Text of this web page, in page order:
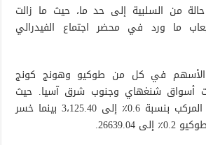
من السلبية إلى حد ما، حيث ما زالت
ما ورد في محضر اجتماع الفيدرالي
الأسهم في كل من طوكيو وهونج كونج
أسواق شنغهاي وجنوب شرق آسيا. حيث
ارتفع مؤشر شنغهاي المركب بنسبة 0.6٪ إلى 3،125.40 بينما خسر